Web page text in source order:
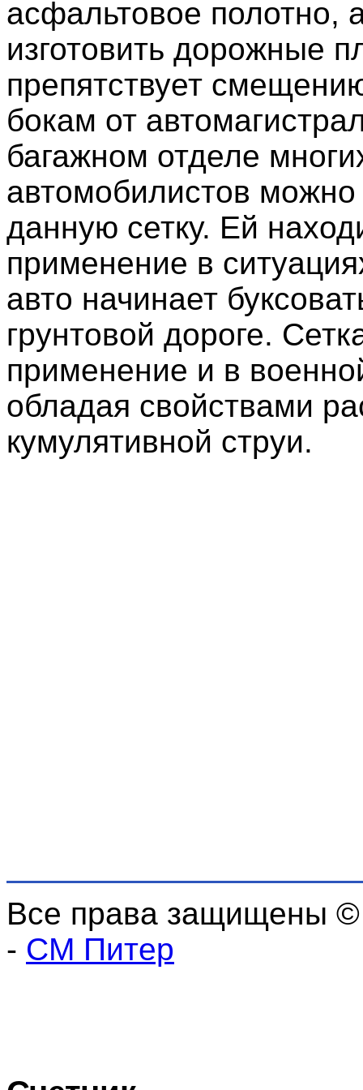
асфальтовое полотно,
изготовить дорожные
препятствует
бокам от
багажном отделе
автомобилистов
данную сетку. Ей
применение в
авто начинает
грунтовой дороге.
применение и в
обладая свойствами
кумулятивной струи.
Все права защищены
- СМ Питер